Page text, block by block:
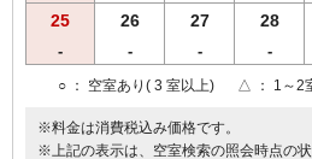
25
-
26
-
27
-
28
-
○ ： 空室あり( 3 室以上) △ ： 1～2
※料金は消費税込み価格です。
※上記の表示は、空室検索の照会時点の